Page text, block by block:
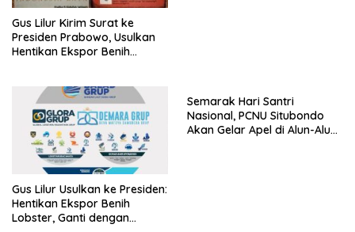
Gus Lilur Kirim Surat ke
Presiden Prabowo, Usulkan
Hentikan Ekspor Benih
Gus Lilur Usulkan ke Presiden:
Hentikan Ekspor Benih
Lobster, Ganti dengan
Semarak Hari Santri
Nasional, PCNU Situbondo
Akan Gelar Apel di Alun-Alun